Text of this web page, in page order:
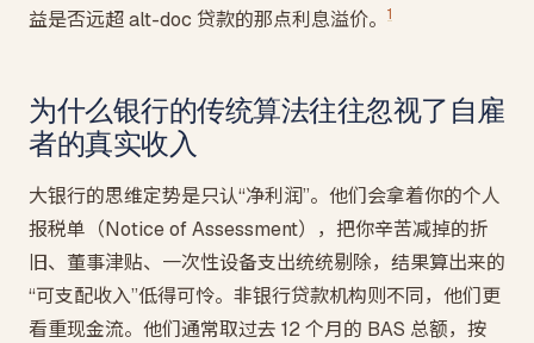
益是否远超 alt-doc 贷款的那点利息溢价。
1
为什么银行的传统算法往往忽视了自雇
者的真实收入
大银行的思维定势是只认“净利润”。他们会拿着你的个人
报税单（Notice of Assessment），把你辛苦减掉的折
旧、董事津贴、一次性设备支出统统剔除，结果算出来的
“可支配收入”低得可怜。非银行贷款机构则不同，他们更
看重现金流。他们通常取过去 12 个月的 BAS 总额，按